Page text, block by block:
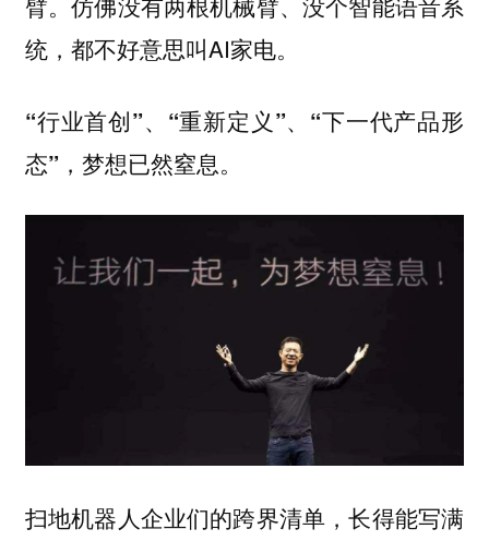
统，都不好意思叫AI家电。
“行业首创”、“重新定义”、“下一代产品形
态”，梦想已然窒息。
扫地机器人企业们的跨界清单，长得能写满